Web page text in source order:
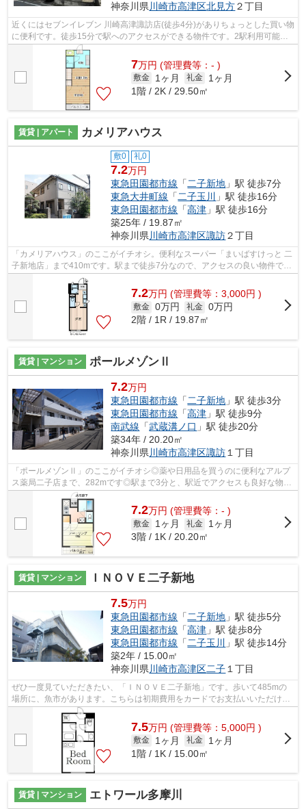
神奈川県 川崎市高津区北見方２丁目
近くにはセブンイレブン 川崎高津諏訪店(徒歩4分)がありちょっとした買い物
に便利です。徒歩15分で駅へのアクセスができる物件です。2駅利用可能な
物件なので、用途や行き先に応じて経...
7万円 (管理費等：- )
敷金 1ヶ月 礼金
1ヶ月
1階 / 2K / 29.50㎡
賃貸 | アパート カメリアハウス
敷0 礼0
7.2万円
東急田園都市線 「 二子新地 」駅 徒歩7分
東急大井町線 「 二子玉川
」駅 徒歩16分
東急田園都市線 「高津 」駅 徒歩16分
築25年 / 19.87㎡
神奈川県 川崎市高津区諏訪２丁目
「カメリアハウス」のここがイチオシ。便利なスーパー「まいばすけっと 二
子新地店」まで410mです。駅まで徒歩7分なので、アクセスの良い物件で
す。敷地内ごみ置き場付き物件です。東...
7.2万円 (管理費等：3,000円 )
敷金 0万円 礼金 0万円
2階 / 1R / 19.87㎡
賃貸 | マンション ポールメゾンⅡ
7.2万円
東急田園都市線 「二子新地 」駅 徒歩3分
東急田園都市線 「高津 」駅 徒歩9分
南武線 「武蔵溝ノ口 」駅 徒歩20分
築34年 / 20.20㎡
神奈川県 川崎市高津区諏訪 １丁目
「ポールメゾンⅡ」のここがイチオシ◎薬や日用品を買うのに便利なアルプ
ス薬局二子店まで、282mです◎駅まで3分と、駅近でアクセスも良好な物件
です◎こちらの物件では初期費用をカードで...
7.2万円 (管理費等：- )
敷金 1ヶ月 礼金
1ヶ月
3階 / 1K / 20.20㎡
賃貸 | マンション ＩＮＯＶＥ二子新地
7.5万円
東急田園都市線 「二子新地 」駅 徒歩5分
東急田園都市線 「高津 」駅 徒歩8分
東急田園都市線 「二子玉川
」駅 徒歩14分
築2年 / 15.00㎡
神奈川県川崎市高津区二子１丁目
ぜひ一度見ていただきたい、「ＩＮＯＶＥ二子新地」です。歩いて485mの
場所に、魚市があります。こちらは初期費用をカードでお支払いいただける
物件です。新しいのでこだわりの多い方...
7.5万円 (管理費等：5,000円 )
敷金 1ヶ月 礼金
1ヶ月
1階 / 1K / 15.00㎡
賃貸 | マンション エトワール多摩川